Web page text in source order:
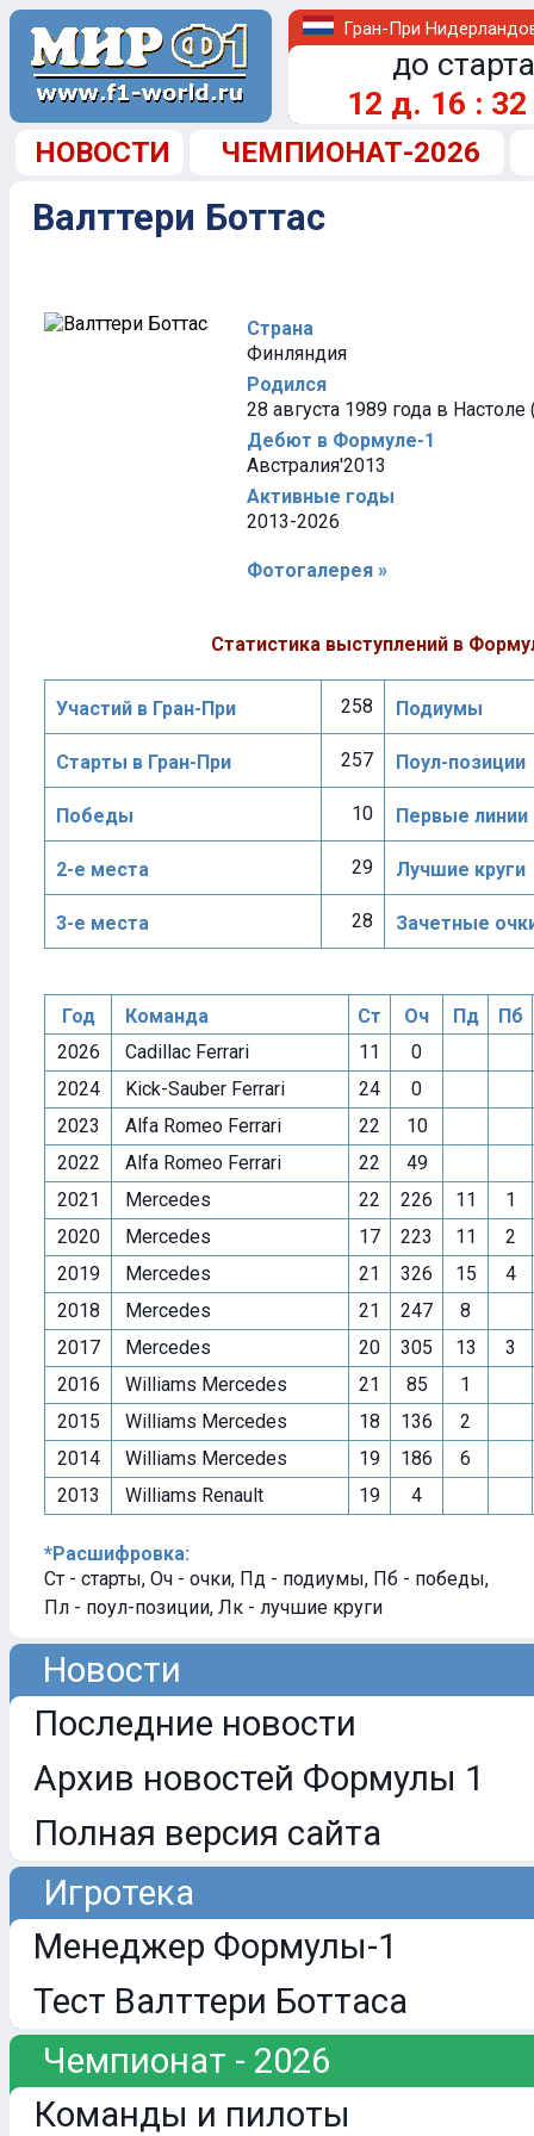
Гран-При
до
12 д. 16 : 32
НОВОСТИ ЧЕМПИОНАТ-2026
Валттери Боттас
Страна
Финляндия
Родился
28 августа 1989 года в
Дебют в Формуле-1
Австралия'2013
Активные годы
2013-2026
Фотогалерея »
Статистика выступлений в
Участий в Гран-При 258 Подиумы
Старты в Гран-При 257 Поул-позиции
Победы 10 Первые линии
2-е места 29 Лучшие круги
3-е места 28 Зачетные
Год Команда Ст Оч Пд
Пб
2026
Cadillac Ferrari 11
0
2024
Kick-Sauber Ferrari 24
0
2023
Alfa Romeo Ferrari 22
10
2022
Alfa Romeo Ferrari 22
49
2021
Mercedes 22 226 11
1
2020
Mercedes 17 223 11
2
2019
Mercedes 21 326 15
4
2018
Mercedes 21 247
8
2017
Mercedes 20 305 13
3
2016
Williams Mercedes 21 85
1
2015
Williams Mercedes 18 136
2
2014
Williams Mercedes 19 186
6
2013
Williams Renault 19 4
*Расшифровка:
Ст - старты, Оч - очки, Пд - подиумы, Пб - победы,
Пл - поул-позиции, Лк - лучшие круги
Новости
Последние новости
Архив новостей Формулы 1
Полная версия сайта
Игротека
Менеджер Формулы-1
Тест Валттери Боттаса
Чемпионат - 2026
Команды и пилоты